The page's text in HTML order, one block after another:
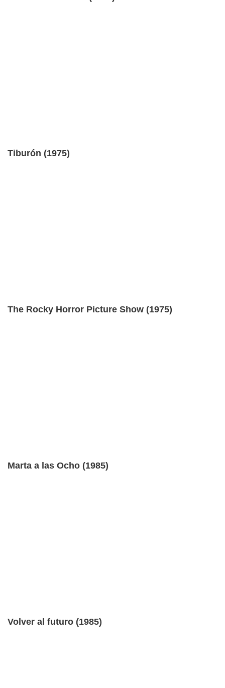
Tiburón (1975)
The Rocky Horror Picture Show (1975)
Marta a las Ocho (1985)
Volver al futuro (1985)